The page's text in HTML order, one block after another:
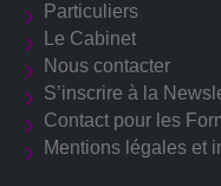
Particuliers
Le Cabinet
Nous contacter
S’inscrire à la
Contact pour les
Mentions légales et